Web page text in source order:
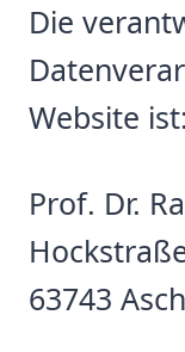
Die
Website ist:
Prof. Dr.
63743